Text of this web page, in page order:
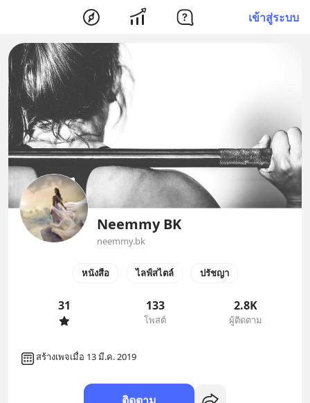
เข้าสู่ระบบ
Neemmy BK
neemmy.bk
หนังสือ ไลฟ์สไตล์ ปรัชญา
31 133
โพสต์
2.8K
ผู้ติดตาม
สร้างเพจเมื่อ 13 มี.ค. 2019
ติดตาม